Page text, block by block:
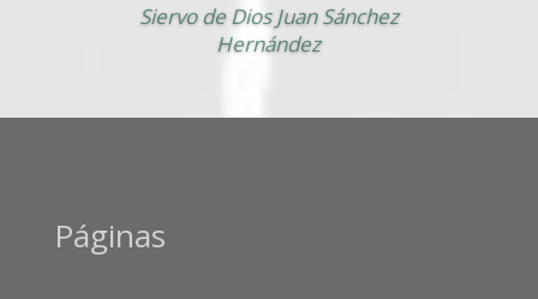
Siervo de Dios Juan Sánchez
Hernández
Páginas